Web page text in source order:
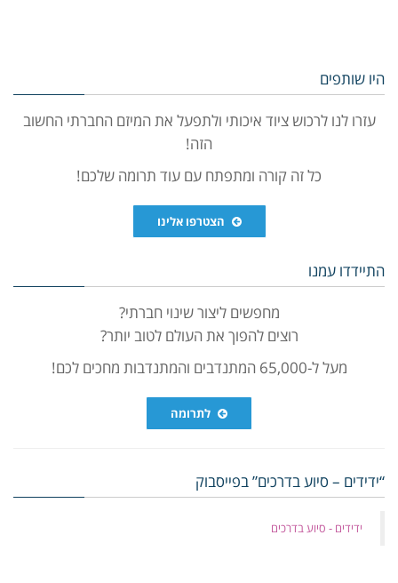
היו שותפים
עזרו לנו לרכוש ציוד איכותי ולתפעל את המיזם החברתי החשוב
הזה!
כל זה קורה ומתפתח עם עוד תרומה שלכם!
הצטרפו אלינו
התיידדו עמנו
מחפשים ליצור שינוי חברתי?
רוצים להפוך את העולם לטוב יותר?
מעל ל-65,000 המתנדבים והמתנדבות מחכים לכם!
לתרומה
“ידידים – סיוע בדרכים” בפייסבוק
‏ידידים - סיוע בדרכים